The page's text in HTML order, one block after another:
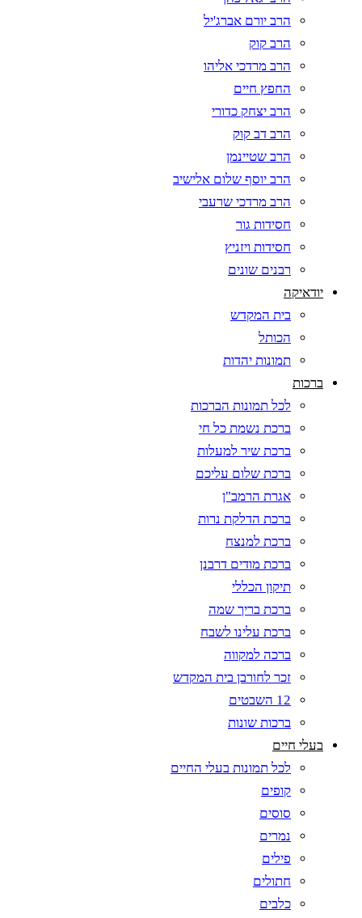
הרב יורם אברג'יל
הרב קוק
הרב מרדכי אליהו
החפץ חיים
הרב יצחק כדורי
הרב דב קוק
הרב שטיינמן
הרב יוסף שלום אלישיב
הרב מרדכי שרעבי
חסידות גור
חסידות ויזניץ
רבנים שונים
יודאיקה
בית המקדש
הכותל
תמונות יהדות
ברכות
לכל תמונות הברכות
ברכת נשמת כל חי
ברכת שיר למעלות
ברכת שלום עליכם
אגרת הרמב"ן
ברכת הדלקת נרות
ברכת למנצח
ברכת מודים דרבנן
תיקון הכללי
ברכת בריך שמה
ברכת עלינו לשבח
ברכה למקווה
זכר לחורבן בית המקדש
12 השבטים
ברכות שונות
בעלי חיים
לכל תמונות בעלי החיים
קופים
סוסים
נמרים
פילים
חתולים
כלבים